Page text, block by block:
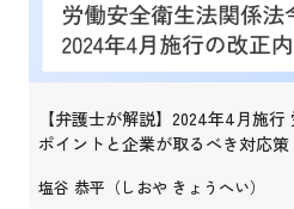
【弁護士が解説】2024年4月施
ポイントと企業が取るべき対応策
塩谷 恭平（しおや きょうへい）